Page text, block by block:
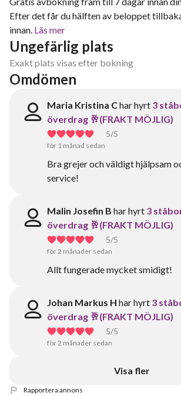
Efter det får du hälften av beloppet
innan. Läs mer
Ungefärlig plats
Exakt plats visas efter bokning
Omdömen
Maria Kristina Char hyrt 3
överdrag 🥂(FRAKT MÖJLIG)
5/5
för 1 månad sedan
Bra grejer och väldigt hjälpsam
service!
Malin Josefin B har hyrt 3
överdrag 🥂(FRAKT MÖJLIG)
5/5
för 2 månader sedan
Allt fungerade mycket smidigt!
Johan Markus H har hyrt 3
överdrag 🥂(FRAKT MÖJLIG)
5/5
för 2 månader sedan
Visa fler
Rapportera annons